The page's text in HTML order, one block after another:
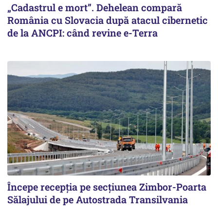
„Cadastrul e mort”. Dehelean compară
România cu Slovacia după atacul cibernetic
de la ANCPI: când revine e-Terra
Începe recepţia pe secţiunea Zimbor-Poarta
Sălajului de pe Autostrada Transilvania